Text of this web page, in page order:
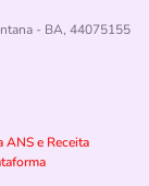
- BA, 44075155
e Receita